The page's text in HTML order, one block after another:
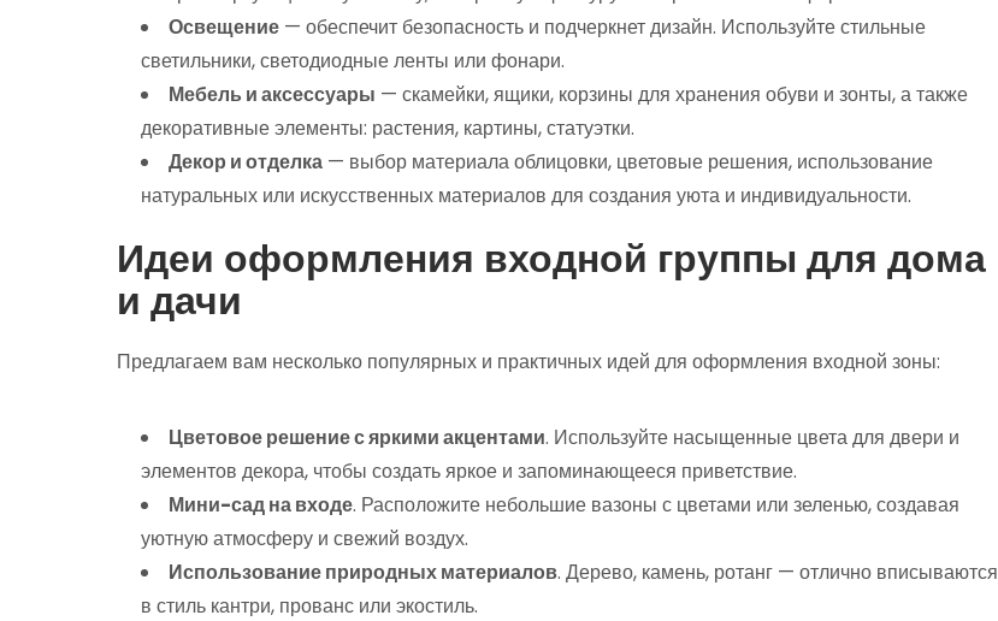
Освещение — обеспечит безопасность и подчеркнет дизайн. Используйте стильные
светильники, светодиодные ленты или фонари.
Мебель и аксессуары — скамейки, ящики, корзины для хранения обуви и зонты, а также
декоративные элементы: растения, картины, статуэтки.
Декор и отделка — выбор материала облицовки, цветовые решения, использование
натуральных или искусственных материалов для создания уюта и индивидуальности.
Идеи оформления входной группы для дома
и дачи
Предлагаем вам несколько популярных и практичных идей для оформления входной зоны:
Цветовое решение с яркими акцентами. Используйте насыщенные цвета для двери и
элементов декора, чтобы создать яркое и запоминающееся приветствие.
Мини-сад на входе. Расположите небольшие вазоны с цветами или зеленью, создавая
уютную атмосферу и свежий воздух.
Использование природных материалов. Дерево, камень, ротанг — отлично вписываются
в стиль кантри, прованс или экостиль.